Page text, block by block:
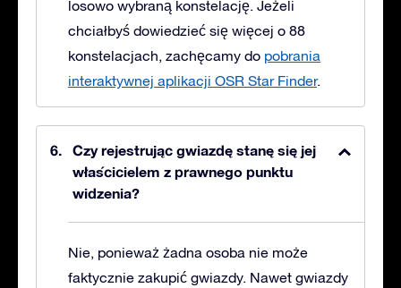
losowo wybraną konstelację. Jeżeli
chciałbyś dowiedzieć się więcej o 88
konstelacjach, zachęcamy do pobrania
interaktywnej aplikacji OSR Star Finder.
Czy rejestrując gwiazdę stanę się jej
właścicielem z prawnego punktu
widzenia?
Nie, ponieważ żadna osoba nie może
faktycznie zakupić gwiazdy. Nawet gwiazdy